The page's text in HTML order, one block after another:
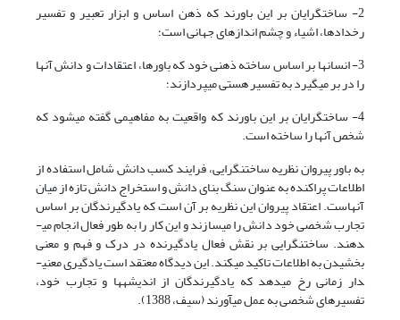
2- ساخت­گرایان بر این باورند که ذهن اساس و ابزار تعبیر و تفسیر
رخدادها، اشیاء و چشم اندازهای جهانی است؛
3- انسان­ها بر اساس ساخته ذهنی خود که باورها، اعتقادات و دانش آن­ها
را در بر می­گیرد به تفسیر هستی می­پردازند؛
4- ساخت­گرایان بر این باورند که واقعیت به مفاهیمی گفته می­شود که
شخص آن­ها را ساخته است.
به باور پیروان نظریه ساختن­گرایی، فرایند کسب دانش شامل استفاده از
اطلاعات پراکنده به عنوان سنگ بنای دانش و استخراج دانش تازه از میان
آن­هاست. اعتقاد پیروان این نظریه بر آن است که یادگیرندگان بر اساس
تجارب شخصی خود دانش را می­سازند و این کار را به طور فعال انجام می­
دهند. ساختن­گرایی بر نقش فعال یادگیرنده در درک و فهم و معنی
بخشیدن به اطلاعات تاکید می­کند. این دیدگاه معتقد است یادگیری معنی­
دار زمانی رخ می­دهد که یادگیرندگان از اندیشه­ها و تجارب خود،
تفسیرهای شخصی به عمل می­آورند (سیف، 1388).